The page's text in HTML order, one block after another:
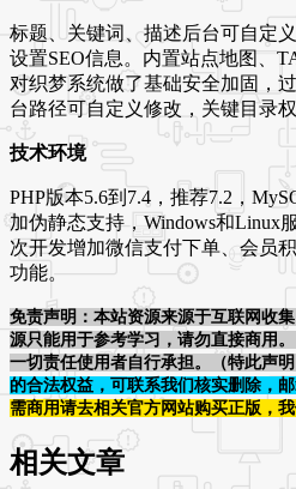
标题、关键词、描述后台可自定
设置SEO信息。内置站点地图、
对织梦系统做了基础安全加固，
台路径可自定义修改，关键目录
技术环境
PHP版本5.6到7.4，推荐7.2，
加伪静态支持，Windows和Linux
次开发增加微信支付下单、会员
功能。
免责声明：本站资源来源于互联网收
源只能用于参考学习，请勿直接商用。
一切责任使用者自行承担。（特此声明
的合法权益，可联系我们核实删除，邮
需商用请去相关官方网站购买正版，我
相关文章